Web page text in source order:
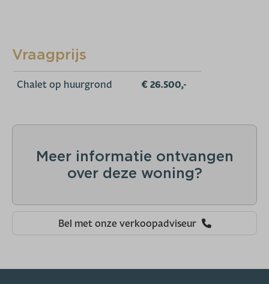
Vraagprijs
Chalet op huurgrond € 26.500,-
Meer informatie ontvangen
over deze woning?
Bel met onze verkoopadviseur